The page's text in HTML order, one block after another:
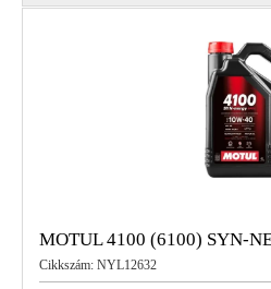
MOTUL 4100 (6100) SYN-
Cikkszám: NYL12632